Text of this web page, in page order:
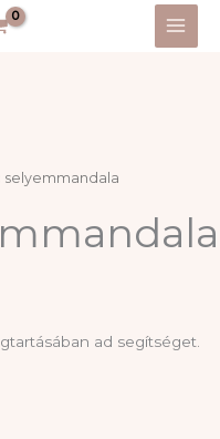
selyemmandala
ad segítséget.